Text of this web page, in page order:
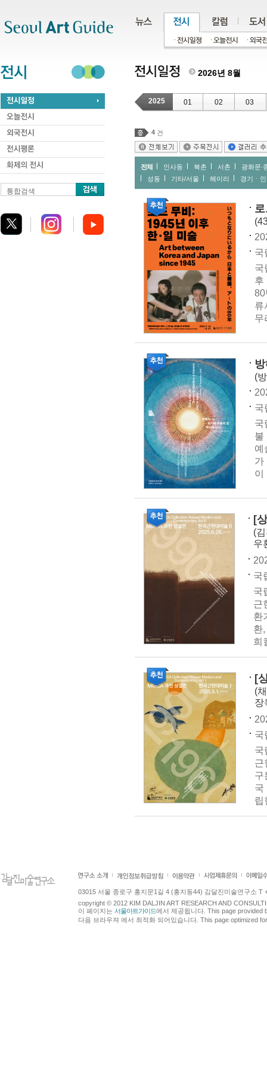
통합검색
2026년 8월
2025 01 02 03
4 건
전체 인사동 북촌 서촌
광화문∙
성동
기타/서울 헤이리 경기ㆍ
국
국
후
80
류
무
(
국
국
불
예
가
이
[
(
우
국
국
근
환
환
희
[
(
장
국
국
근
구
국
립
03015 서울 종로구 홍지문1길 4 (홍지동44) 김달진미술연구소 T
copyright © 2012 KIM DALJIN ART RESEARCH AND
이 페이지는 서울아트가이드에서 제공됩니다. This page provided
다음 브라우져 에서 최적화 되어있습니다. This page optimized